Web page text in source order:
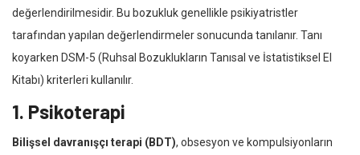
değerlendirilmesidir. Bu bozukluk genellikle psikiyatristler
tarafından yapılan değerlendirmeler sonucunda tanılanır. Tanı
koyarken DSM-5 (Ruhsal Bozuklukların Tanısal ve İstatistiksel El
Kitabı) kriterleri kullanılır.
1. Psikoterapi
Bilişsel davranışçı terapi (BDT), obsesyon ve kompulsiyonların